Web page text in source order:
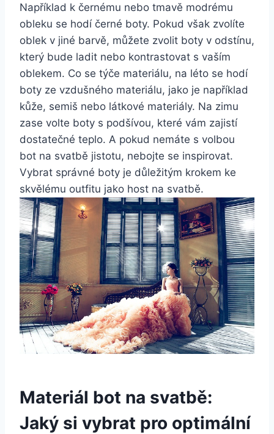
Například k černému nebo tmavě ⁢modrému⁢
obleku se hodí černé boty.‌ Pokud ⁣však zvolíte
oblek v jiné barvě, můžete zvolit boty v odstínu,
který bude ladit nebo kontrastovat s vaším
oblekem. Co ⁢se týče materiálu, ‌na léto se ​hodí
boty ze vzdušného materiálu, jako je ⁤například⁣
kůže, semiš‍ nebo látkové ‍materiály. Na zimu
zase volte boty⁣ s podšívou, které vám zajistí
‍dostatečné teplo. A pokud nemáte‌ s ​volbou‍
bot na svatbě jistotu, nebojte se inspirovat.
Vybrat správné boty ‍je důležitým krokem ke
skvělému outfitu jako host⁢ na svatbě.
Materiál bot na ⁣svatbě:
Jaký‌ si ‍vybrat ​pro optimální